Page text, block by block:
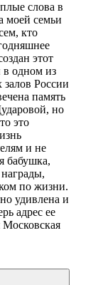
слова в
моей семьи
кто
этот
в одном из
России
память
но
это
и не
бабушка,
по жизни.
удивлена и
адрес ее